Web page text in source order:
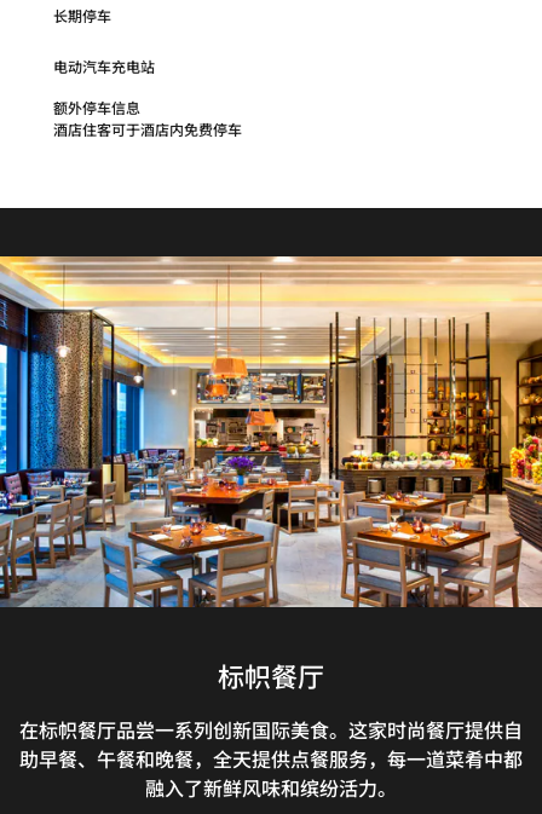
长期停车
电动汽车充电站
额外停车信息
酒店住客可于酒店内免费停车
标帜餐厅
在标帜餐厅品尝一系列创新国际美食。这家时尚餐厅提供自
助早餐、午餐和晚餐，全天提供点餐服务，每一道菜肴中都
融入了新鲜风味和缤纷活力。
WOOBAR酒吧
WOOBAR 酒吧为您缔造非凡体验。起居室空间采用温馨舒
适的居家休闲式设计，城市街道的熙攘繁忙与酒店的充沛活
力于此交相互融，打造出闹中取静的闲适氛围。